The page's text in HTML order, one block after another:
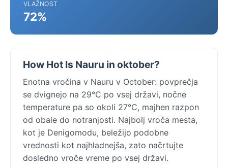
VLAŽNOST
72%
How Hot Is Nauru in oktober?
Enotna vročina v Nauru v October: povprečja
se dvignejo na 29°C po vsej državi, nočne
temperature pa so okoli 27°C, majhen razpon
od obale do notranjosti. Najbolj vroča mesta,
kot je Denigomodu, beležijo podobne
vrednosti kot najhladnejša, zato načrtujte
dosledno vroče vreme po vsej državi.